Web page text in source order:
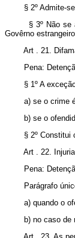
§ 2º Admite-se a
§ 3º Não se
Govêrno
Art . 21. Difamar
Pena: Detenção,
§ 1º A exceção
a) se o crime é
b) se o ofendido
§ 2º Constitui
Art . 22. Injuriar
Pena: Detenção,
Parágrafo único.
a) quando o
b) no caso de